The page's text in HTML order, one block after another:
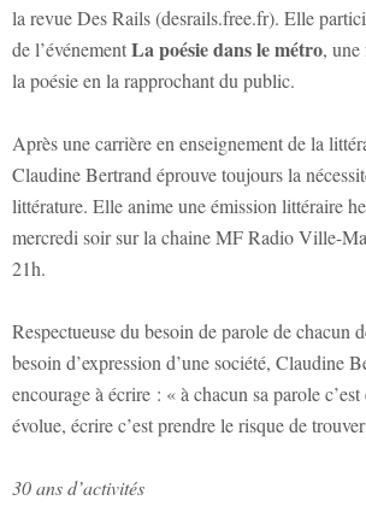
la revue Des Rails (desrails.free.fr). Elle
de l’événementLa poésie dans le métro,
la poésie en la rapprochant du public.
Après une carrière en enseignement de la
Claudine Bertrand éprouve toujours la
littérature. Elle anime une émission littéraire
mercredi soir sur la chaine MF Radio Ville-
21h.
Respectueuse du besoin de parole de chacun
besoin d’expression d’une société, Claudine
encourage à écrire : « à chacun sa parole c’est
évolue, écrire c’est prendre le risque de
30 ans d’activités